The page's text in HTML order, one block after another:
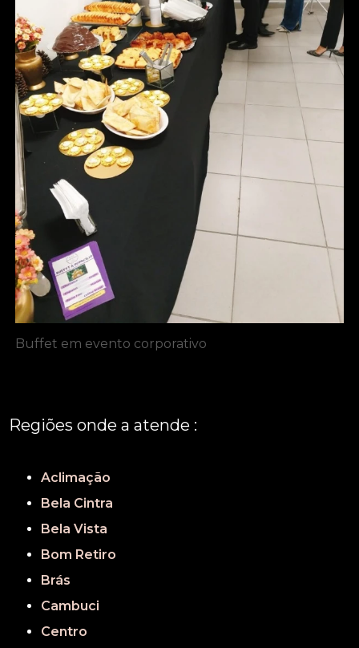
Buffet em evento corporativo
Regiões onde a atende :
Aclimação
Bela Cintra
Bela Vista
Bom Retiro
Brás
Cambuci
Centro